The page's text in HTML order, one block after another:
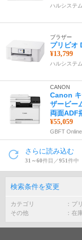
ハルシステム
ブラザー
プリビオ
¥13,799
ハルシステム
CANON
Canon
ザービー
両面ADF
¥55,059
GBFT
さらに読み込む
31～60件目／951件中
検索条件を変更
カテゴリ
プ
その他
在